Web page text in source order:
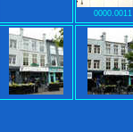
0000.0011